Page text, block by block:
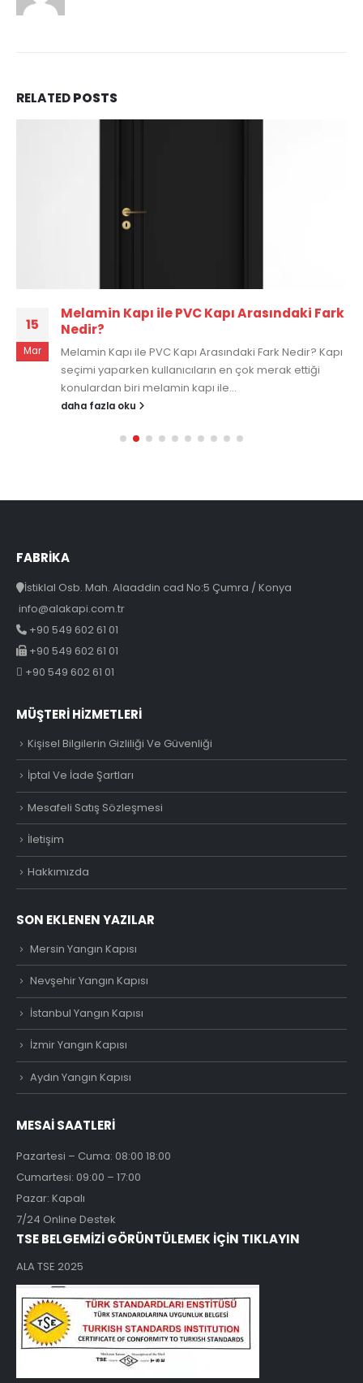
RELATEDPOSTS
15
Mar
Melamin Kapı ile PVC Kapı Arasındaki Fark
Nedir?
Melamin Kapı ile PVC Kapı Arasındaki Fark Nedir? Kapı
seçimi yaparken kullanıcıların en çok merak ettiği
konulardan biri melamin kapı ile...
daha fazla oku
FABRİKA
İstiklal Osb. Mah. Alaaddin cad No:5 Çumra / Konya
info@alakapi.com.tr
+90 549 602 61 01
+90 549 602 61 01
+90 549 602 61 01
MÜŞTERI HIZMETLERI
Kişisel Bilgilerin Gizliliği Ve Güvenliği
İptal Ve İade Şartları
Mesafeli Satış Sözleşmesi
İletişim
Hakkımızda
SON EKLENEN YAZILAR
Mersin Yangın Kapısı
Nevşehir Yangın Kapısı
İstanbul Yangın Kapısı
İzmir Yangın Kapısı
Aydın Yangın Kapısı
MESAİ SAATLERİ
Pazartesi – Cuma: 08:00 18:00
Cumartesi: 09:00 – 17:00
Pazar: Kapalı
7/24 Online Destek
TSE BELGEMİZİ GÖRÜNTÜLEMEK İÇİN TIKLAYIN
ALA TSE 2025